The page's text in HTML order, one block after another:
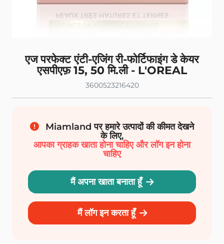
एज परफेक्ट एंटी-एजिंग री-फोर्टिफाइंग डे केयर
एसपीएफ़ 15, 50 मि.ली - L'OREAL
3600523216420
Miamland पर हमारे उत्पादों की कीमत देखने
के लिए,
आपका ग्राहक खाता होना चाहिए और लॉग इन होना
चाहिए
मैं अपना खाता बनाता हूँ
मैं लॉग इन करता हूँ